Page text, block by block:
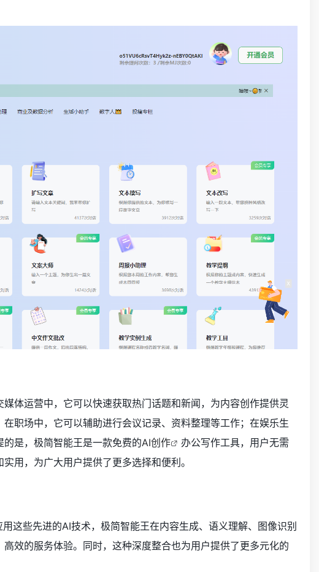
体运营中，它可以快速获取热门话题和新闻，为内容创作提供灵
职场中，它可以辅助进行会议记录、资料整理等工作；在娱乐生
是，极简智能王是一款免费的AI创作
办公写作工具，用户无需
用，为广大用户提供了更多选择和便利。
这些先进的AI技术，极简智能王在内容生成、语义理解、图像识别
效的服务体验。同时，这种深度整合也为用户提供了更多元化的